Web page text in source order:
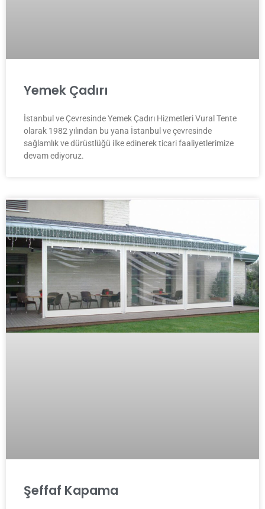
Yemek Çadırı
İstanbul ve Çevresinde Yemek Çadırı Hizmetleri Vural Tente
olarak 1982 yılından bu yana İstanbul ve çevresinde
sağlamlık ve dürüstlüğü ilke edinerek ticari faaliyetlerimize
devam ediyoruz.
Şeffaf Kapama